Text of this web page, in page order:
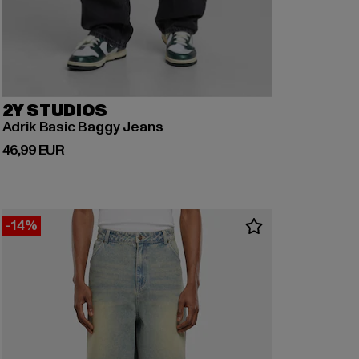
2Y STUDIOS
Adrik Basic Baggy Jeans
46,99 EUR
Derzeitiger Preis: 46,99 EUR
-14%